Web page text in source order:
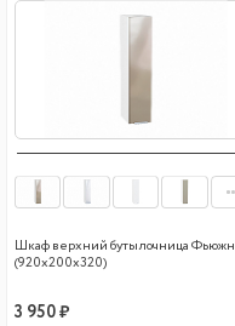
Шкаф верхний бутылочница Фьюжн
(920х200х320)
3 950 ₽